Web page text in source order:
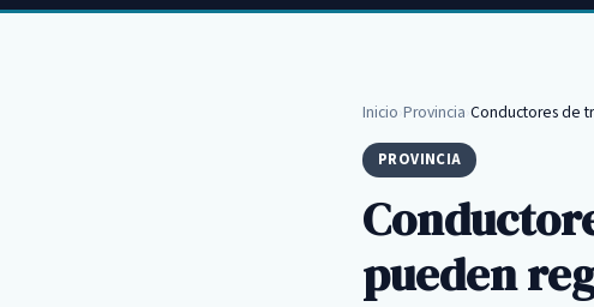
Inicio Provincia Conductores de
PROVINCIA
pueden